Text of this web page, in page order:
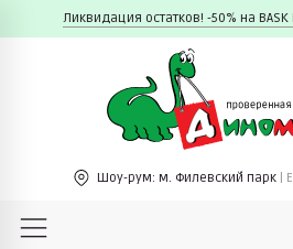
Ликвидация остатков! -50% на
Шоу-рум: м. Филевский парк